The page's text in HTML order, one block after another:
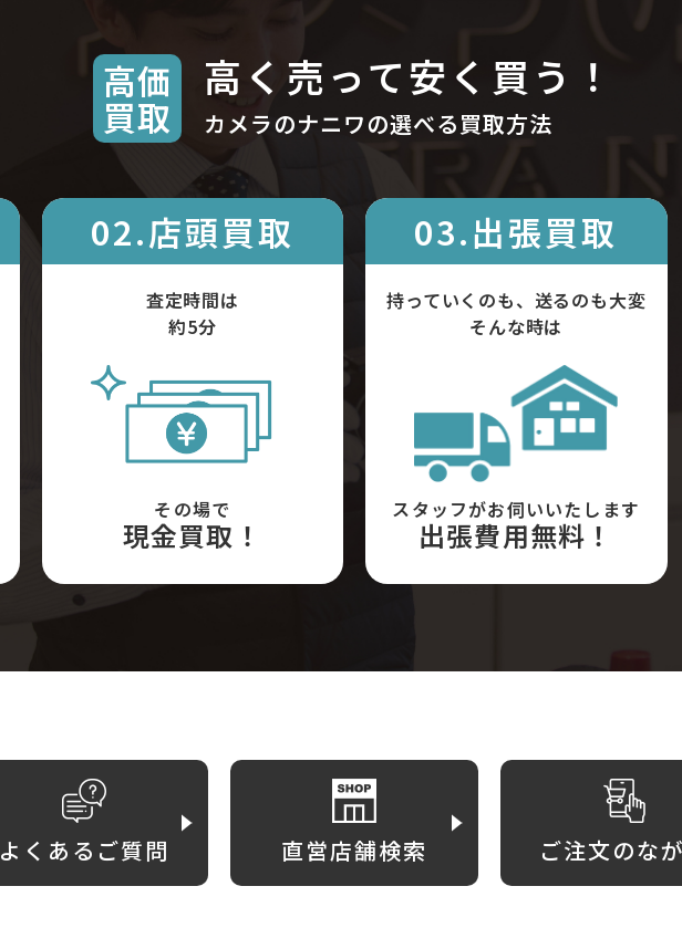
高価
買取
高く売って安く買う！
カメラのナニワの選べる買取方法
02.店頭買取
査定時間は
約5分
その場で
現金買取！
03.出張買取
持っていくのも、送るのも大変
そんな時は
スタッフがお伺いいたします
出張費用無料！
よくあるご質問 直営店舗検索 ご注文のな